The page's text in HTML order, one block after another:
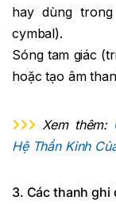
hay dùng
cymbal).
Sóng tam giác
hoặc tạo âm
Xem thêm:
Hệ Thần Kinh
3. Các thanh ghi